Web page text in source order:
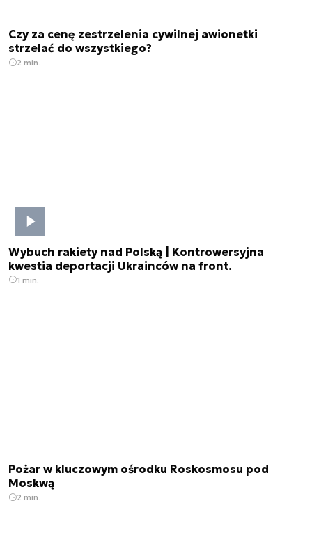
Czy za cenę zestrzelenia cywilnej awionetki
strzelać do wszystkiego?
2 min.
Wybuch rakiety nad Polską | Kontrowersyjna
kwestia deportacji Ukrainców na front.
1 min.
Pożar w kluczowym ośrodku Roskosmosu pod
Moskwą
2 min.